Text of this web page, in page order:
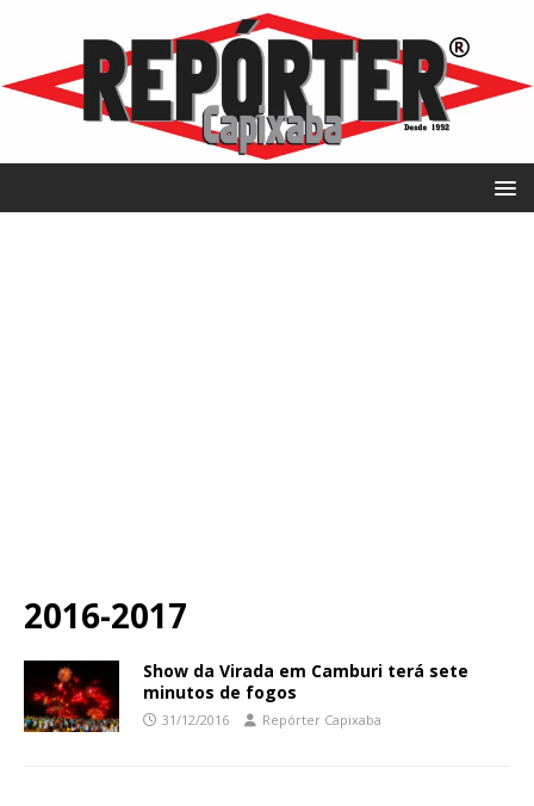
2016-2017
Show da Virada em Camburi terá sete
minutos de fogos
31/12/2016 Repórter Capixaba